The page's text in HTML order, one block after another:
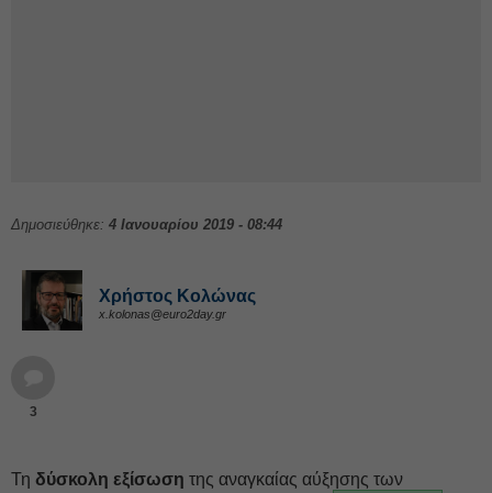
Δημοσιεύθηκε: 4 Ιανουαρίου 2019 - 08:44
Χρήστος Κολώνας
x.kolonas@euro2day.gr
3
Τη δύσκολη εξίσωση της αναγκαίας αύξησης των